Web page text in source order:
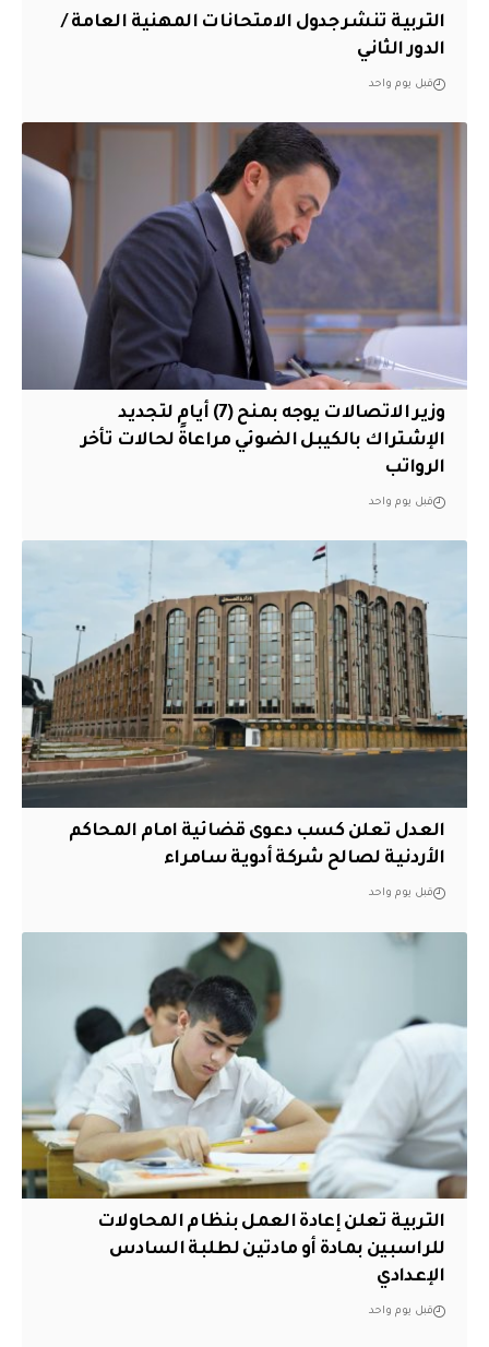
التربية تنشر جدول الامتحانات المهنية العامة /
الدور الثاني
قبل يوم واحد
وزير الاتصالات يوجه بمنح (7) أيام لتجديد
الإشتراك بالكيبل الضوئي مراعاةً لحالات تأخر
الرواتب
قبل يوم واحد
العدل تعلن كسب دعوى قضائية امام المحاكم
الأردنية لصالح شركة أدوية سامراء
قبل يوم واحد
التربية تعلن إعادة العمل بنظام المحاولات
للراسبين بمادة أو مادتين لطلبة السادس
الإعدادي
قبل يوم واحد